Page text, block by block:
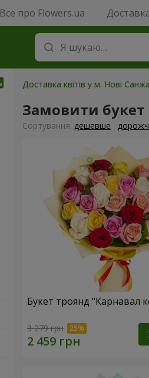
Все про Flowers.ua
Доставка квітів у м. Нові
Замовити
Сортування: дешевше
Букет троянд "Карнавал
3 279 грн